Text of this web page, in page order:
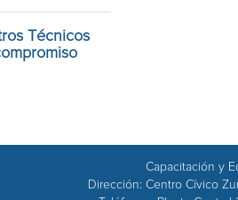
Técnicos
Capacitación y
Dirección: Centro Cívico